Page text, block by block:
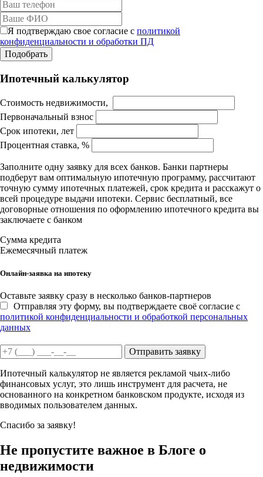
Я подтверждаю свое согласие с политикой
конфиденциальности и обработки ПД
Ипотечный калькулятор
Стоимость недвижимости,
Первоначальный взнос
Срок ипотеки, лет
Процентная ставка, %
Заполните одну заявку для всех банков. Банки партнеры
подберут вам оптимальную ипотечную программу, рассчитают
точную сумму ипотечных платежей, срок кредита и расскажут о
всей процедуре выдачи ипотеки. Сервис бесплатный, все
договорные отношения по оформлению ипотечного кредита вы
заключаете с банком
Сумма кредита
Ежемесячный платеж
Онлайн-заявка на ипотеку
Оставьте заявку сразу в несколько банков-партнеров
Отправляя эту форму, вы подтверждаете своё согласие с
политикой конфиденциальности и обработкой персональных
данных
Отправить заявку
Ипотечный калькулятор не является рекламой чьих-либо
финансовых услуг, это лишь инструмент для расчета, не
основанного на конкретном банковском продукте, исходя из
вводимых пользователем данных.
Спасибо за заявку!
Не пропустите важное в Блоге о
недвижимости